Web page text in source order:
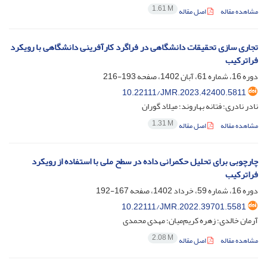
مشاهده مقاله اصل مقاله 1.61 M
تجاری سازی تحقیقات دانشگاهی در فراگرد کارآفرینی دانشگاهی با رویکرد
فراترکیب
دوره 16، شماره 61، آبان 1402، صفحه
193-216
10.22111/JMR.2023.42400.5811
نادر نادری؛ فتانه بهاروند؛ میلاد گوران
مشاهده مقاله اصل مقاله 1.31 M
چارچوبی برای تحلیل حکمرانی داده در سطح ملی با استفاده از رویکرد
فراترکیب
دوره 16، شماره 59، خرداد 1402، صفحه
167-192
10.22111/JMR.2022.39701.5581
آرمان خالدی؛ زهره کریم‌میان؛ مهدی محمدی
مشاهده مقاله اصل مقاله 2.08 M